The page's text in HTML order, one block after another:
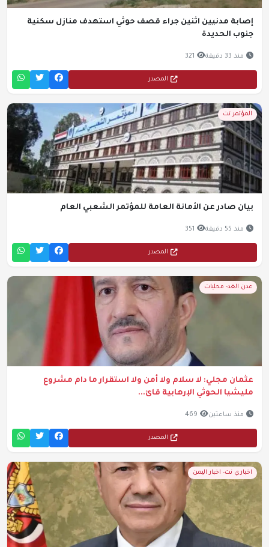
إصابة مدنيين اثنين جراء قصف حوثي استهدف منازل سكنية
جنوب الحديدة
منذ 33 دقيقة 321
المصدر
المؤتمر نت
بيان صادر عن الأمانة العامة للمؤتمر الشعبي العام
منذ 55 دقيقة 351
المصدر
عدن الغد- محليات
عثمان مجلي: لا سلام ولا أمن ولا استقرار ما دام مشروع
مليشيا الحوثي الإرهابية قائ...
منذ ساعتين 469
المصدر
اخباري نت- اخبار اليمن